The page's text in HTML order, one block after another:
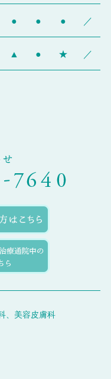
● ● ● ／
▲ ● ★ ／
、美容皮膚科